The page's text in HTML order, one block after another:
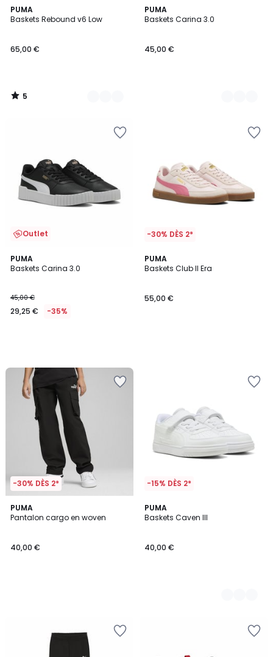
PUMA
Baskets Rebound v6 Low
65,00 €
5
/
2
Couleurs
5
/
PUMA
Baskets Carina 3.0
45,00 €
2
Couleurs
Outlet
PUMA
Baskets Carina 3.0
45,00 €
29,25 € -35%
-30% DÈS 2*
PUMA
Baskets Club II Era
55,00 €
-30% DÈS 2*
PUMA
Pantalon cargo en woven
40,00 €
-15% DÈS 2*
PUMA
Baskets Caven III
40,00 €
3
Couleurs